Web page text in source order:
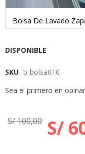
DISPONIBLE
SKU b-bolsa010
Sea el primero en
S/
S/ 100,00
Bolsa De Lavado
Skip
the
of
images